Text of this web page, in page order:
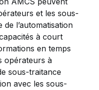
et les sous-
l’automatisation
à court
en temps
opérateurs à
sous-traitance
avec les sous-